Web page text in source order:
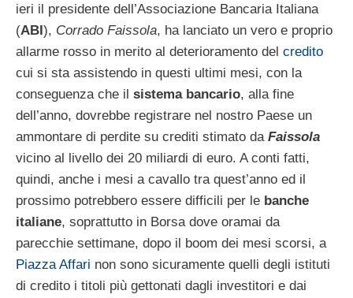
ieri il presidente dell’Associazione Bancaria Italiana
(ABI), Corrado Faissola, ha lanciato un vero e proprio
allarme rosso in merito al deterioramento del credito
cui si sta assistendo in questi ultimi mesi, con la
conseguenza che il sistema bancario, alla fine
dell’anno, dovrebbe registrare nel nostro Paese un
ammontare di perdite su crediti stimato da Faissola
vicino al livello dei 20 miliardi di euro. A conti fatti,
quindi, anche i mesi a cavallo tra quest’anno ed il
prossimo potrebbero essere difficili per le banche
italiane, soprattutto in Borsa dove oramai da
parecchie settimane, dopo il boom dei mesi scorsi, a
Piazza Affari non sono sicuramente quelli degli istituti
di credito i titoli più gettonati dagli investitori e dai